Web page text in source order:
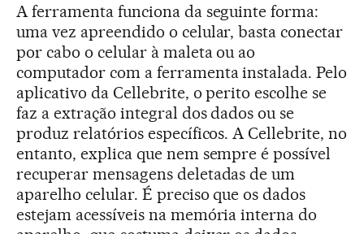
A ferramenta funciona da seguinte forma:
uma vez apreendido o celular, basta conectar
por cabo o celular à maleta ou ao
computador com a ferramenta instalada. Pelo
aplicativo da Cellebrite, o perito escolhe se
faz a extração integral dos dados ou se
produz relatórios específicos. A Cellebrite, no
entanto, explica que nem sempre é possível
recuperar mensagens deletadas de um
aparelho celular. É preciso que os dados
estejam acessíveis na memória interna do